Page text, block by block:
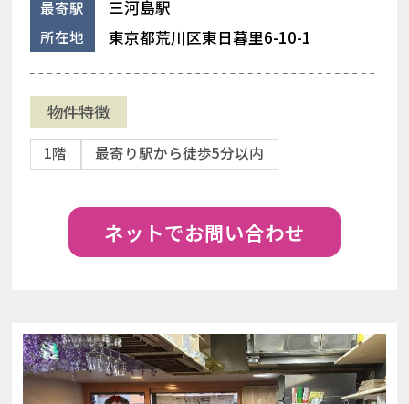
最寄駅 三河島駅
所在地 東京都荒川区東日暮里6-10-1
物件特徴
1階 最寄り駅から徒歩5分以内
ネットでお問い合わせ